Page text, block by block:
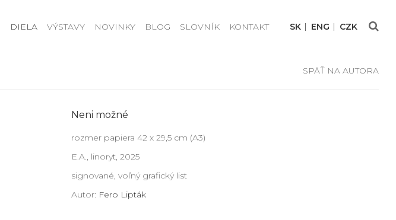
DIELA VÝSTAVY NOVINKY BLOG SLOVNÍK KONTAKT SK ENG CZK
SPÄŤ NA AUTORA
Neni možné
rozmer papiera 42 x 29,5 cm (A3)
E.A., linoryt, 2025
signované, voľný grafický list
Autor: Fero Lipták